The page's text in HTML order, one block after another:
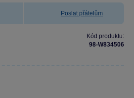
Poslat přátelům
Kód produktu:
98-W834506